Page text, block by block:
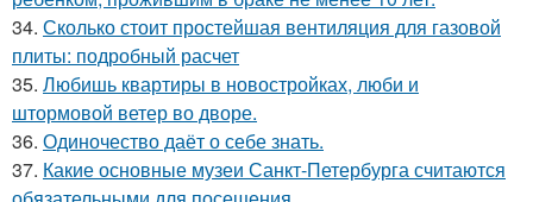
34. Сколько стоит простейшая вентиляция для газовой
плиты: подробный расчет
35. Любишь квартиры в новостройках, люби и
штормовой ветер во дворе.
36. Одиночество даёт о себе знать.
37. Какие основные музеи Санкт-Петербурга считаются